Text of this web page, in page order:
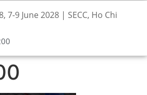
7-9 June 2028 | SECC, Ho Chi